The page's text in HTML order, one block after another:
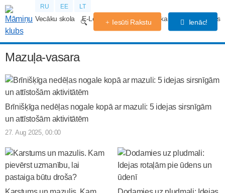
RU EE LT
Vecāku skola E-Lekcijas Grūtniecības kalendārs Forums
Iesūti Rakstu Ienāc!
Mazuļa-vasara
Brīnišķīga nedēļas nogale kopā ar mazuli: 5 idejas sirsnīgām
un attīstošām aktivitātēm
27. Aug 2025, 00:00